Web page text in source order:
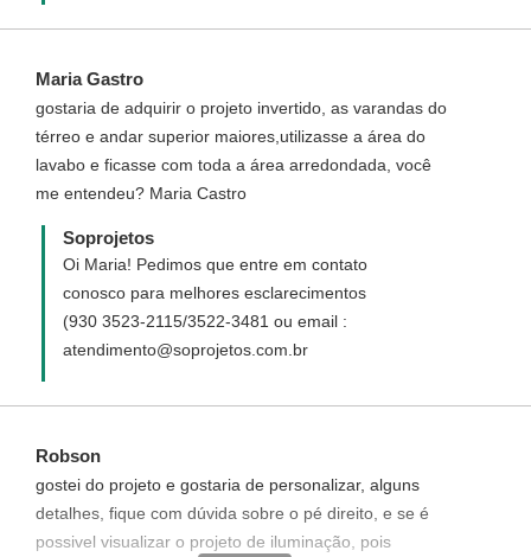
Maria Gastro
gostaria de adquirir o projeto invertido, as varandas do
térreo e andar superior maiores,utilizasse a área do
lavabo e ficasse com toda a área arredondada, você
me entendeu? Maria Castro
Soprojetos
Oi Maria! Pedimos que entre em contato
conosco para melhores esclarecimentos
(930 3523-2115/3522-3481 ou email :
atendimento@soprojetos.com.br
Robson
gostei do projeto e gostaria de personalizar, alguns
detalhes, fique com dúvida sobre o pé direito, e se é
possivel visualizar o projeto de iluminação, pois